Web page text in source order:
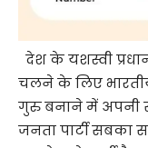
देश के यशस्वी
चलने के लिए भारतीय
गुरु बनाने में अपनी
जनता पार्टी सबका